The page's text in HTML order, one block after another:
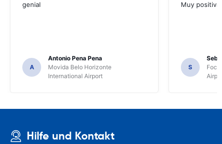
genial
A
Antonio Pena Pena
Movida Belo Horizonte
International Airport
Muy positiva
S
Foco
Hilfe und Kontakt